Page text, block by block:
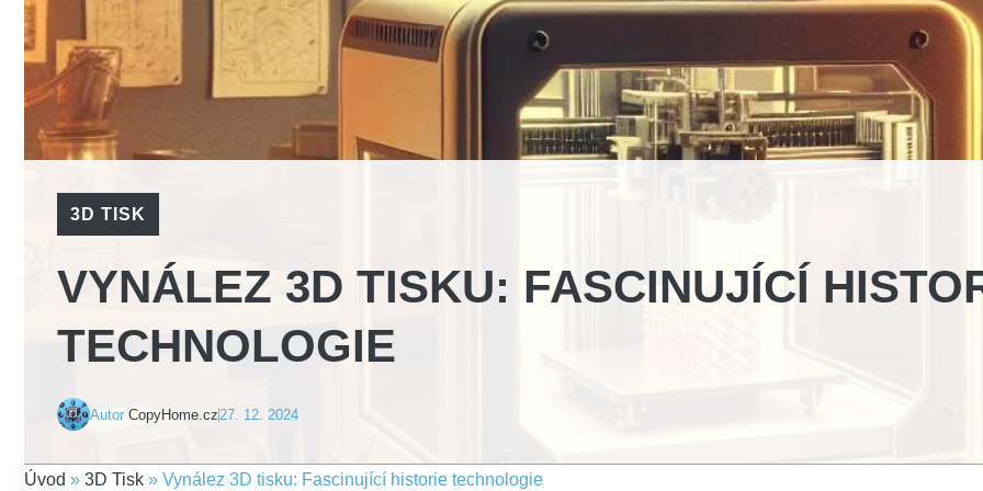
3D TISK
VYNÁLEZ 3D TISKU: FASCINUJÍCÍ
TECHNOLOGIE
Autor CopyHome.cz 27. 12. 2024
Úvod » 3D Tisk » Vynález 3D tisku: Fascinující historie technologie